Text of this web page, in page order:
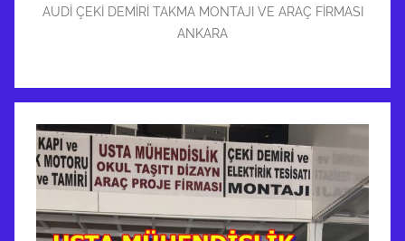
AUDİ ÇEKİ DEMİRİ TAKMA MONTAJI VE ARAÇ FİRMASI
ANKARA